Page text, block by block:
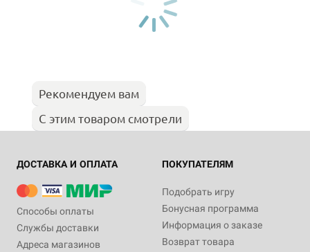
Рекомендуем вам
С этим товаром смотрели
ДОСТАВКА И ОПЛАТА
Способы оплаты
Службы доставки
Адреса магазинов
ПОКУПАТЕЛЯМ
Подобрать игру
Бонусная программа
Информация о заказе
Возврат товара